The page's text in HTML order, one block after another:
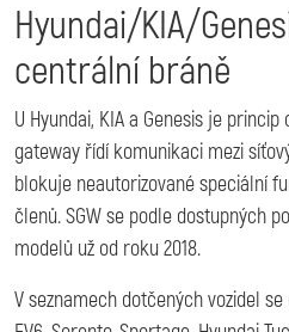
Hyundai/KIA/
centrální bráně
U Hyundai, KIA a Genesis je
gateway řídí komunikaci mezi
blokuje neautorizované speciální
členů. SGW se podle dostupných
modelů už od roku 2018.
V seznamech dotčených vozidel